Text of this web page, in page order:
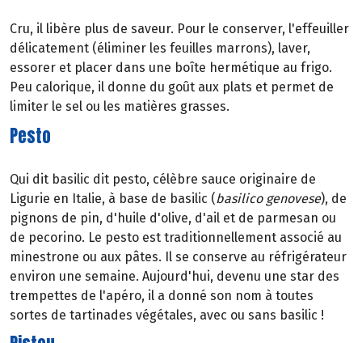
Cru, il libère plus de saveur. Pour le conserver, l'effeuiller
délicatement (éliminer les feuilles marrons), laver,
essorer et placer dans une boîte hermétique au frigo.
Peu calorique, il donne du goût aux plats et permet de
limiter le sel ou les matières grasses.
Pesto
Qui dit basilic dit pesto, célèbre sauce originaire de
Ligurie en Italie, à base de basilic (basilico genovese), de
pignons de pin, d'huile d'olive, d'ail et de parmesan ou
de pecorino. Le pesto est traditionnellement associé au
minestrone ou aux pâtes. Il se conserve au réfrigérateur
environ une semaine. Aujourd'hui, devenu une star des
trempettes de l'apéro, il a donné son nom à toutes
sortes de tartinades végétales, avec ou sans basilic !